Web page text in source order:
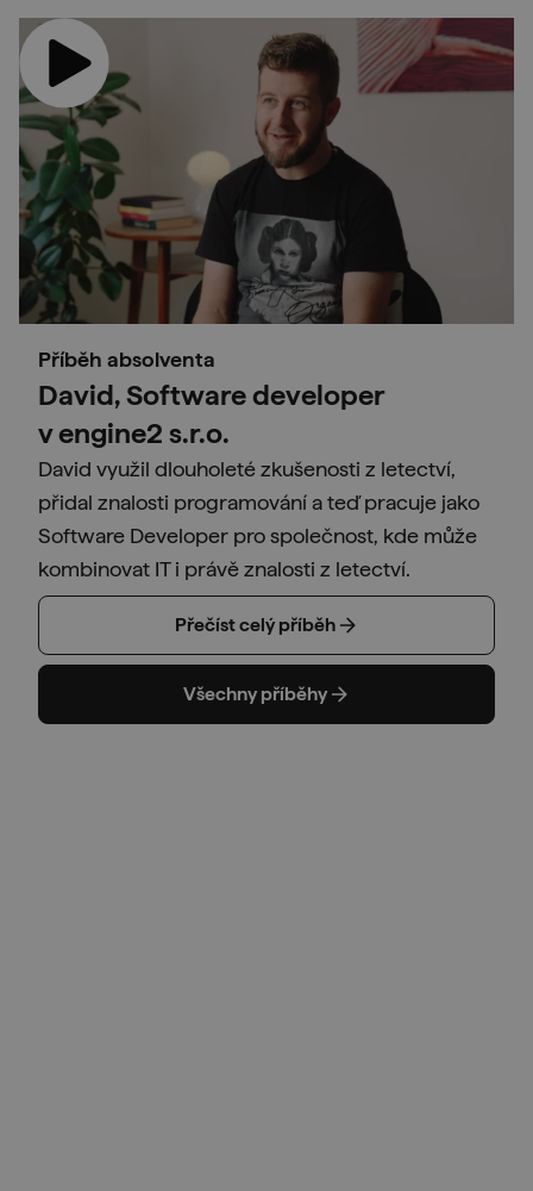
Příběh absolventa
David, Software developer
v engine2 s.r.o.
David využil dlouholeté zkušenosti z letectví,
přidal znalosti programování a teď pracuje jako
Software Developer pro společnost, kde může
kombinovat IT i právě znalosti z letectví.
Přečíst celý příběh
Všechny příběhy